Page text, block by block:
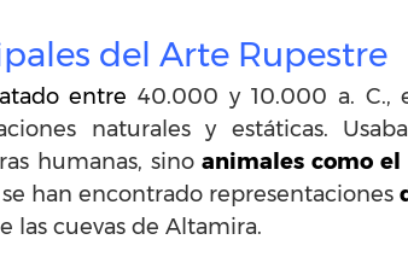
del Arte Rupestre
entre40.000 y 10.000 a. C.,
naturales y estáticas.
humanas, sinoanimales como el
han encontrado representaciones
las cuevas de Altamira.